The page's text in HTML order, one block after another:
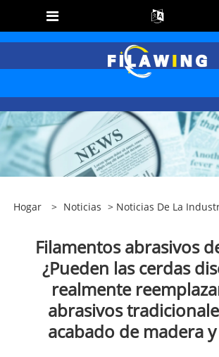
Hogar > Noticias > Noticias De La
Filamentos abrasivos
¿Pueden las cerdas
realmente
abrasivos
acabado de madera